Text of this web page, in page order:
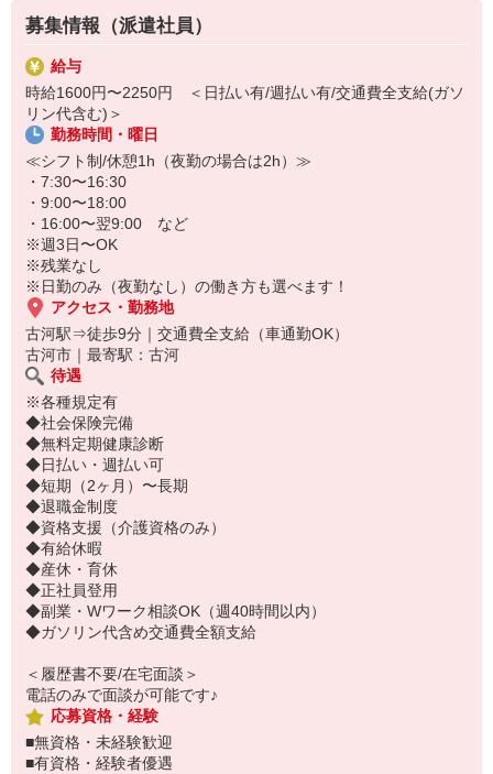
・病室の清掃
・医療器具の消毒
・患者さんの生活介助
など
◇完全未経験でも安心◇
・充実した研修制度あり♪優しい先輩が丁寧に教えてくれます。
・サポート業務が中心なので、難しいことは特にありません！無資
格・未経験でもすぐに活躍できます♪
シフトの融通も利くのでプライベートを重視したい人にもおススメ
です！
ご応募お待ちしております♪
募集情報（派遣社員）
給与
時給1600円〜2250円 ＜日払い有/週払い有/交通費全支給(ガソ
リン代含む)＞
勤務時間・曜日
≪シフト制/休憩1h（夜勤の場合は2h）≫
・7:30〜16:30
・9:00〜18:00
・16:00〜翌9:00 など
※週3日〜OK
※残業なし
※日勤のみ（夜勤なし）の働き方も選べます！
アクセス・勤務地
古河駅⇒徒歩9分｜交通費全支給（車通勤OK）
古河市｜最寄駅：古河
待遇
※各種規定有
◆社会保険完備
◆無料定期健康診断
◆日払い・週払い可
◆短期（2ヶ月）〜長期
◆退職金制度
◆資格支援（介護資格のみ）
◆有給休暇
◆産休・育休
◆正社員登用
◆副業・Wワーク相談OK（週40時間以内）
◆ガソリン代含め交通費全額支給
＜履歴書不要/在宅面談＞
電話のみで面談が可能です♪
応募資格・経験
■無資格・未経験歓迎
■有資格・経験者優遇